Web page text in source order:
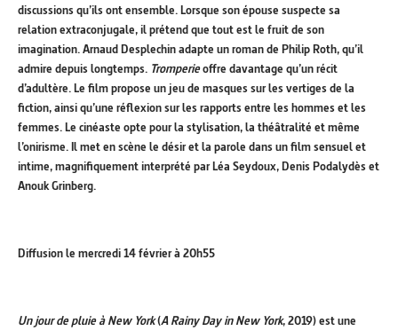
discussions qu’ils ont ensemble. Lorsque son épouse suspecte sa
relation extraconjugale, il prétend que tout est le fruit de son
imagination. Arnaud Desplechin adapte un roman de Philip Roth, qu’il
admire depuis longtemps. Tromperieoffre davantage qu’un récit
d’adultère. Le film propose un jeu de masques sur les vertiges de la
fiction, ainsi qu’une réflexion sur les rapports entre les hommes et les
femmes. Le cinéaste opte pour la stylisation, la théâtralité et même
l’onirisme. Il met en scène le désir et la parole dans un film sensuel et
intime, magnifiquement interprété par Léa Seydoux, Denis Podalydès et
Anouk Grinberg.
Diffusion le mercredi 14 février à 20h55
Un jour de pluie à New York(A Rainy Day in New York, 2019) est une